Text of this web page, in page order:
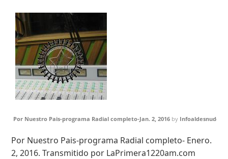
Por Nuestro Pais-programa Radial completo-Jan. 2, 2016 by Infoaldesnudo
Por Nuestro Pais-programa Radial completo- Enero.
2, 2016. Transmitido por LaPrimera1220am.com